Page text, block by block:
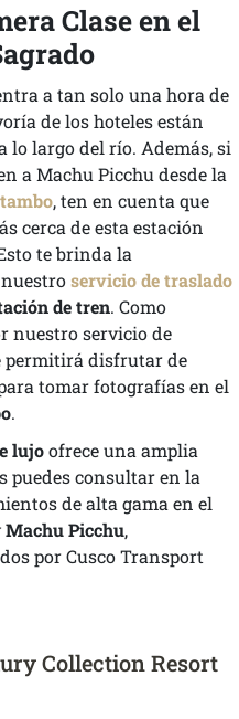
Clase en el
a tan solo una hora de
de los hoteles están
lo largo del río. Además, si
a Machu Picchu desde la
, ten en cuenta que
cerca de esta estación
te brinda la
servicio de traslado
de tren. Como
nuestro servicio de
permitirá disfrutar de
tomar fotografías en el
.
lujoofrece una amplia
puedes consultar en la
de alta gama en el
Machu Picchu,
por Cusco Transport
Collection Resort